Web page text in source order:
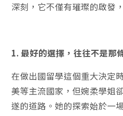
深刻，它不僅有璀璨的啟發
1. 最好的選擇，往往不是那
在做出國留學這個重大決定
美等主流國家，但婉柔學姐
遂的道路。她的探索始於一